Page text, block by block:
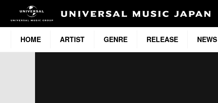
HOME ARTIST GENRE RELEASE NEWS